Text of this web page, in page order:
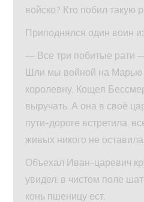
войско? Кто побил такую
Приподнялся один воин
— Все три побитые рати
Шли мы войной на Марью
королевну, Кощея
выручать. А она в своё
пути-дороге встретила,
живых никого не оставила.
Объехал Иван-царевич
увидел: в чистом поле
конь пшеницу ест.